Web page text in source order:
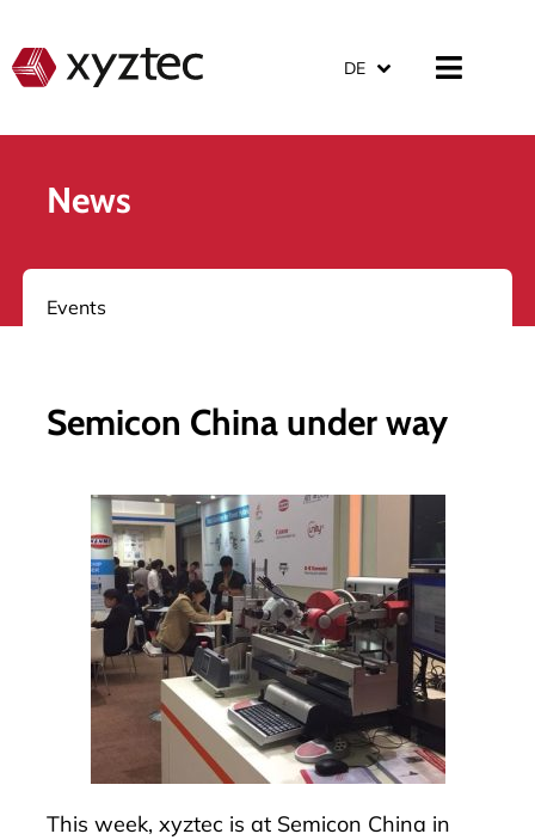
DE
News
Events
Semicon China under way
This week, xyztec is at Semicon China in